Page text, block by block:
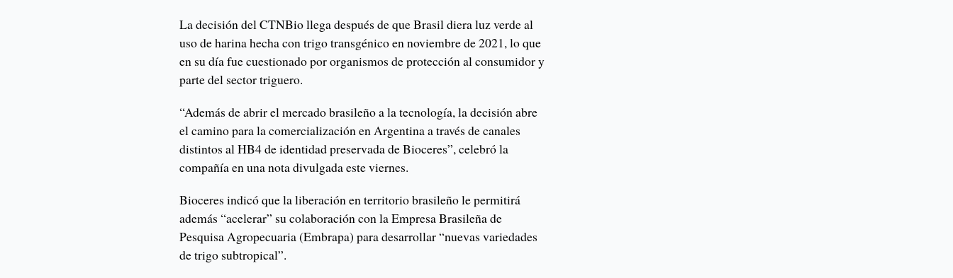
La decisión del CTNBio llega después de que Brasil diera luz verde al
uso de harina hecha con trigo transgénico en noviembre de 2021, lo que
en su día fue cuestionado por organismos de protección al consumidor y
parte del sector triguero.
“Además de abrir el mercado brasileño a la tecnología, la decisión abre
el camino para la comercialización en Argentina a través de canales
distintos al HB4 de identidad preservada de Bioceres”, celebró la
compañía en una nota divulgada este viernes.
Bioceres indicó que la liberación en territorio brasileño le permitirá
además “acelerar” su colaboración con la Empresa Brasileña de
Pesquisa Agropecuaria (Embrapa) para desarrollar “nuevas variedades
de trigo subtropical”.